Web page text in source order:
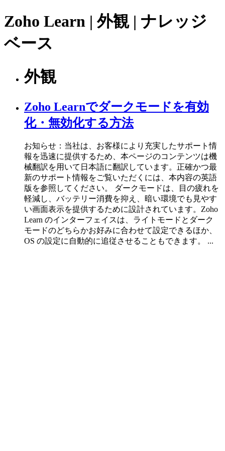
Zoho Learn | 外観 | ナレッジ
ベース
外観
Zoho Learnでダークモードを有効
化・無効化する方法
お知らせ：当社は、お客様により充実したサポート情
報を迅速に提供するため、本ページのコンテンツは機
械翻訳を用いて日本語に翻訳しています。正確かつ最
新のサポート情報をご覧いただくには、本内容の英語
版を参照してください。 ダークモードは、目の疲れを
軽減し、バッテリー消費を抑え、暗い環境でも見やす
い画面表示を提供するために設計されています。Zoho
Learn のインターフェイスは、ライトモードとダーク
モードのどちらかお好みに合わせて設定できるほか、
OS の設定に自動的に追従させることもできます。 ...